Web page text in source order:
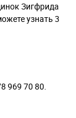
Зигфрида
узнать 3
969 70 80.